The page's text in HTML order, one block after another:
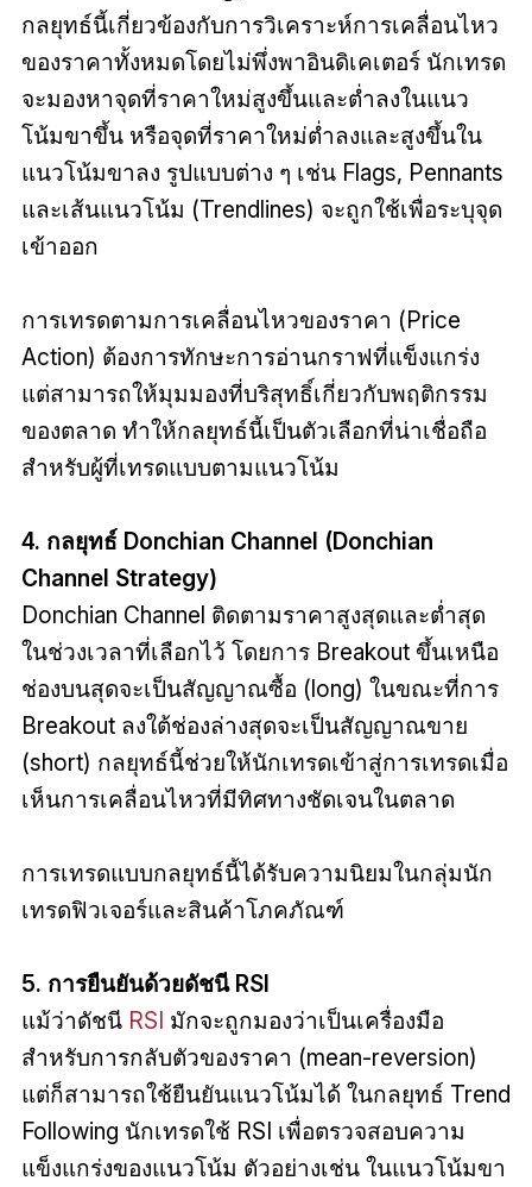
กลยุทธ์นี้เกี่ยวข้องกับการวิเคราะห์การเคลื่อนไหว
ของราคาทั้งหมดโดยไม่พึ่งพาอินดิเคเตอร์ นักเทรด
จะมองหาจุดที่ราคาใหม่สูงขึ้นและต่ำลงในแนว
โน้มขาขึ้น หรือจุดที่ราคาใหม่ต่ำลงและสูงขึ้นใน
แนวโน้มขาลง รูปแบบต่าง ๆ เช่น Flags, Pennants
และเส้นแนวโน้ม (Trendlines) จะถูกใช้เพื่อระบุจุด
เข้าออก
การเทรดตามการเคลื่อนไหวของราคา (Price
Action) ต้องการทักษะการอ่านกราฟที่แข็งแกร่ง
แต่สามารถให้มุมมองที่บริสุทธิ์เกี่ยวกับพฤติกรรม
ของตลาด ทำให้กลยุทธ์นี้เป็นตัวเลือกที่น่าเชื่อถือ
สำหรับผู้ที่เทรดแบบตามแนวโน้ม
4. กลยุทธ์ Donchian Channel (Donchian
Channel Strategy)
Donchian Channel ติดตามราคาสูงสุดและต่ำสุด
ในช่วงเวลาที่เลือกไว้ โดยการ Breakout ขึ้นเหนือ
ช่องบนสุดจะเป็นสัญญาณซื้อ (long) ในขณะที่การ
Breakout ลงใต้ช่องล่างสุดจะเป็นสัญญาณขาย
(short) กลยุทธ์นี้ช่วยให้นักเทรดเข้าสู่การเทรดเมื่อ
เห็นการเคลื่อนไหวที่มีทิศทางชัดเจนในตลาด
การเทรดแบบกลยุทธ์นี้ได้รับความนิยมในกลุ่มนัก
เทรดฟิวเจอร์และสินค้าโภคภัณฑ์
5. การยืนยันด้วยดัชนี RSI
แม้ว่าดัชนี RSI มักจะถูกมองว่าเป็นเครื่องมือ
สำหรับการกลับตัวของราคา (mean-reversion)
แต่ก็สามารถใช้ยืนยันแนวโน้มได้ ในกลยุทธ์ Trend
Following นักเทรดใช้ RSI เพื่อตรวจสอบความ
แข็งแกร่งของแนวโน้ม ตัวอย่างเช่น ในแนวโน้มขา